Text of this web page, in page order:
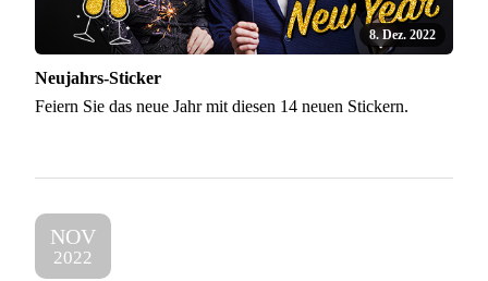
8. Dez. 2022
Neujahrs-Sticker
Feiern Sie das neue Jahr mit diesen 14 neuen Stickern.
NOV
2022